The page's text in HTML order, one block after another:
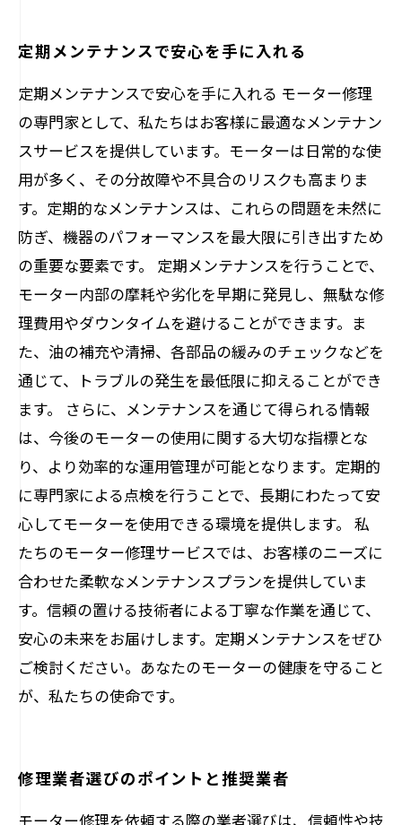
定期メンテナンスで安心を手に入れる
定期メンテナンスで安心を手に入れる モーター修理
の専門家として、私たちはお客様に最適なメンテナン
スサービスを提供しています。モーターは日常的な使
用が多く、その分故障や不具合のリスクも高まりま
す。定期的なメンテナンスは、これらの問題を未然に
防ぎ、機器のパフォーマンスを最大限に引き出すため
の重要な要素です。 定期メンテナンスを行うことで、
モーター内部の摩耗や劣化を早期に発見し、無駄な修
理費用やダウンタイムを避けることができます。ま
た、油の補充や清掃、各部品の緩みのチェックなどを
通じて、トラブルの発生を最低限に抑えることができ
ます。 さらに、メンテナンスを通じて得られる情報
は、今後のモーターの使用に関する大切な指標とな
り、より効率的な運用管理が可能となります。定期的
に専門家による点検を行うことで、長期にわたって安
心してモーターを使用できる環境を提供します。 私
たちのモーター修理サービスでは、お客様のニーズに
合わせた柔軟なメンテナンスプランを提供していま
す。信頼の置ける技術者による丁寧な作業を通じて、
安心の未来をお届けします。定期メンテナンスをぜひ
ご検討ください。あなたのモーターの健康を守ること
が、私たちの使命です。
修理業者選びのポイントと推奨業者
モーター修理を依頼する際の業者選びは、信頼性や技